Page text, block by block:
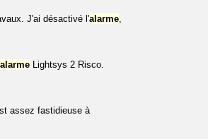
J'ai désactivé l'alarme
alarme Lightsys 2 Risco.
assez fastidieuse à